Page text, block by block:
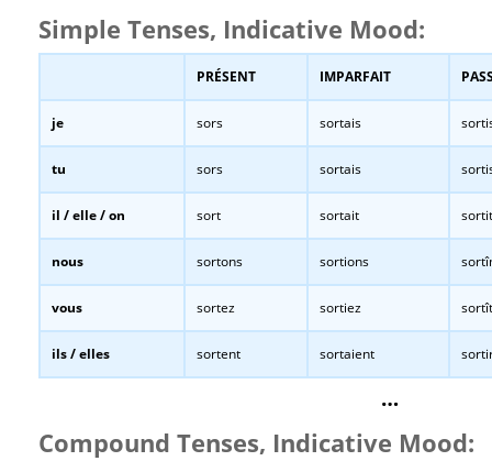
Simple Tenses, Indicative Mood:
PRÉSENT IMPARFAIT
je sors sortais
tu sors sortais
il / elle / on sort sortait sortit
nous sortons sortions
vous sortez sortiez
ils / elles sortent sortaient
…
Compound Tenses, Indicative Mood: